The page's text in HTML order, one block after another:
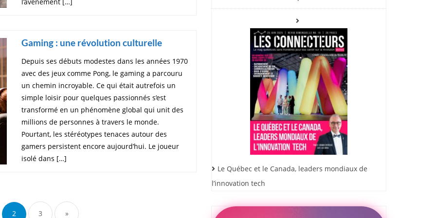
Gaming : une révolution culturelle
Depuis ses débuts modestes dans les années 1970
avec des jeux comme Pong, le gaming a parcouru
un chemin incroyable. Ce qui était autrefois un
simple loisir pour quelques passionnés s’est
transformé en un phénomène global qui unit des
millions de personnes à travers le monde.
Pourtant, les stéréotypes tenaces autour des
gamers persistent encore aujourd’hui. Le joueur
isolé dans […]
2 3 »
Le Québec et le Canada, leaders mondiaux de
l’innovation tech